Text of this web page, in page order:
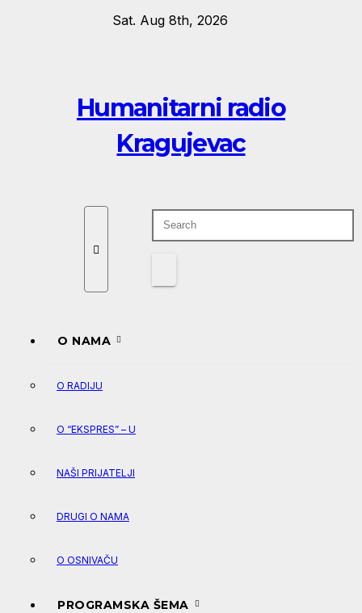
Sat. Aug 8th, 2026
Humanitarni radio
Kragujevac
O NAMA
O RADIJU
O “EKSPRES” – U
NAŠI PRIJATELJI
DRUGI O NAMA
O OSNIVAČU
PROGRAMSKA ŠEMA